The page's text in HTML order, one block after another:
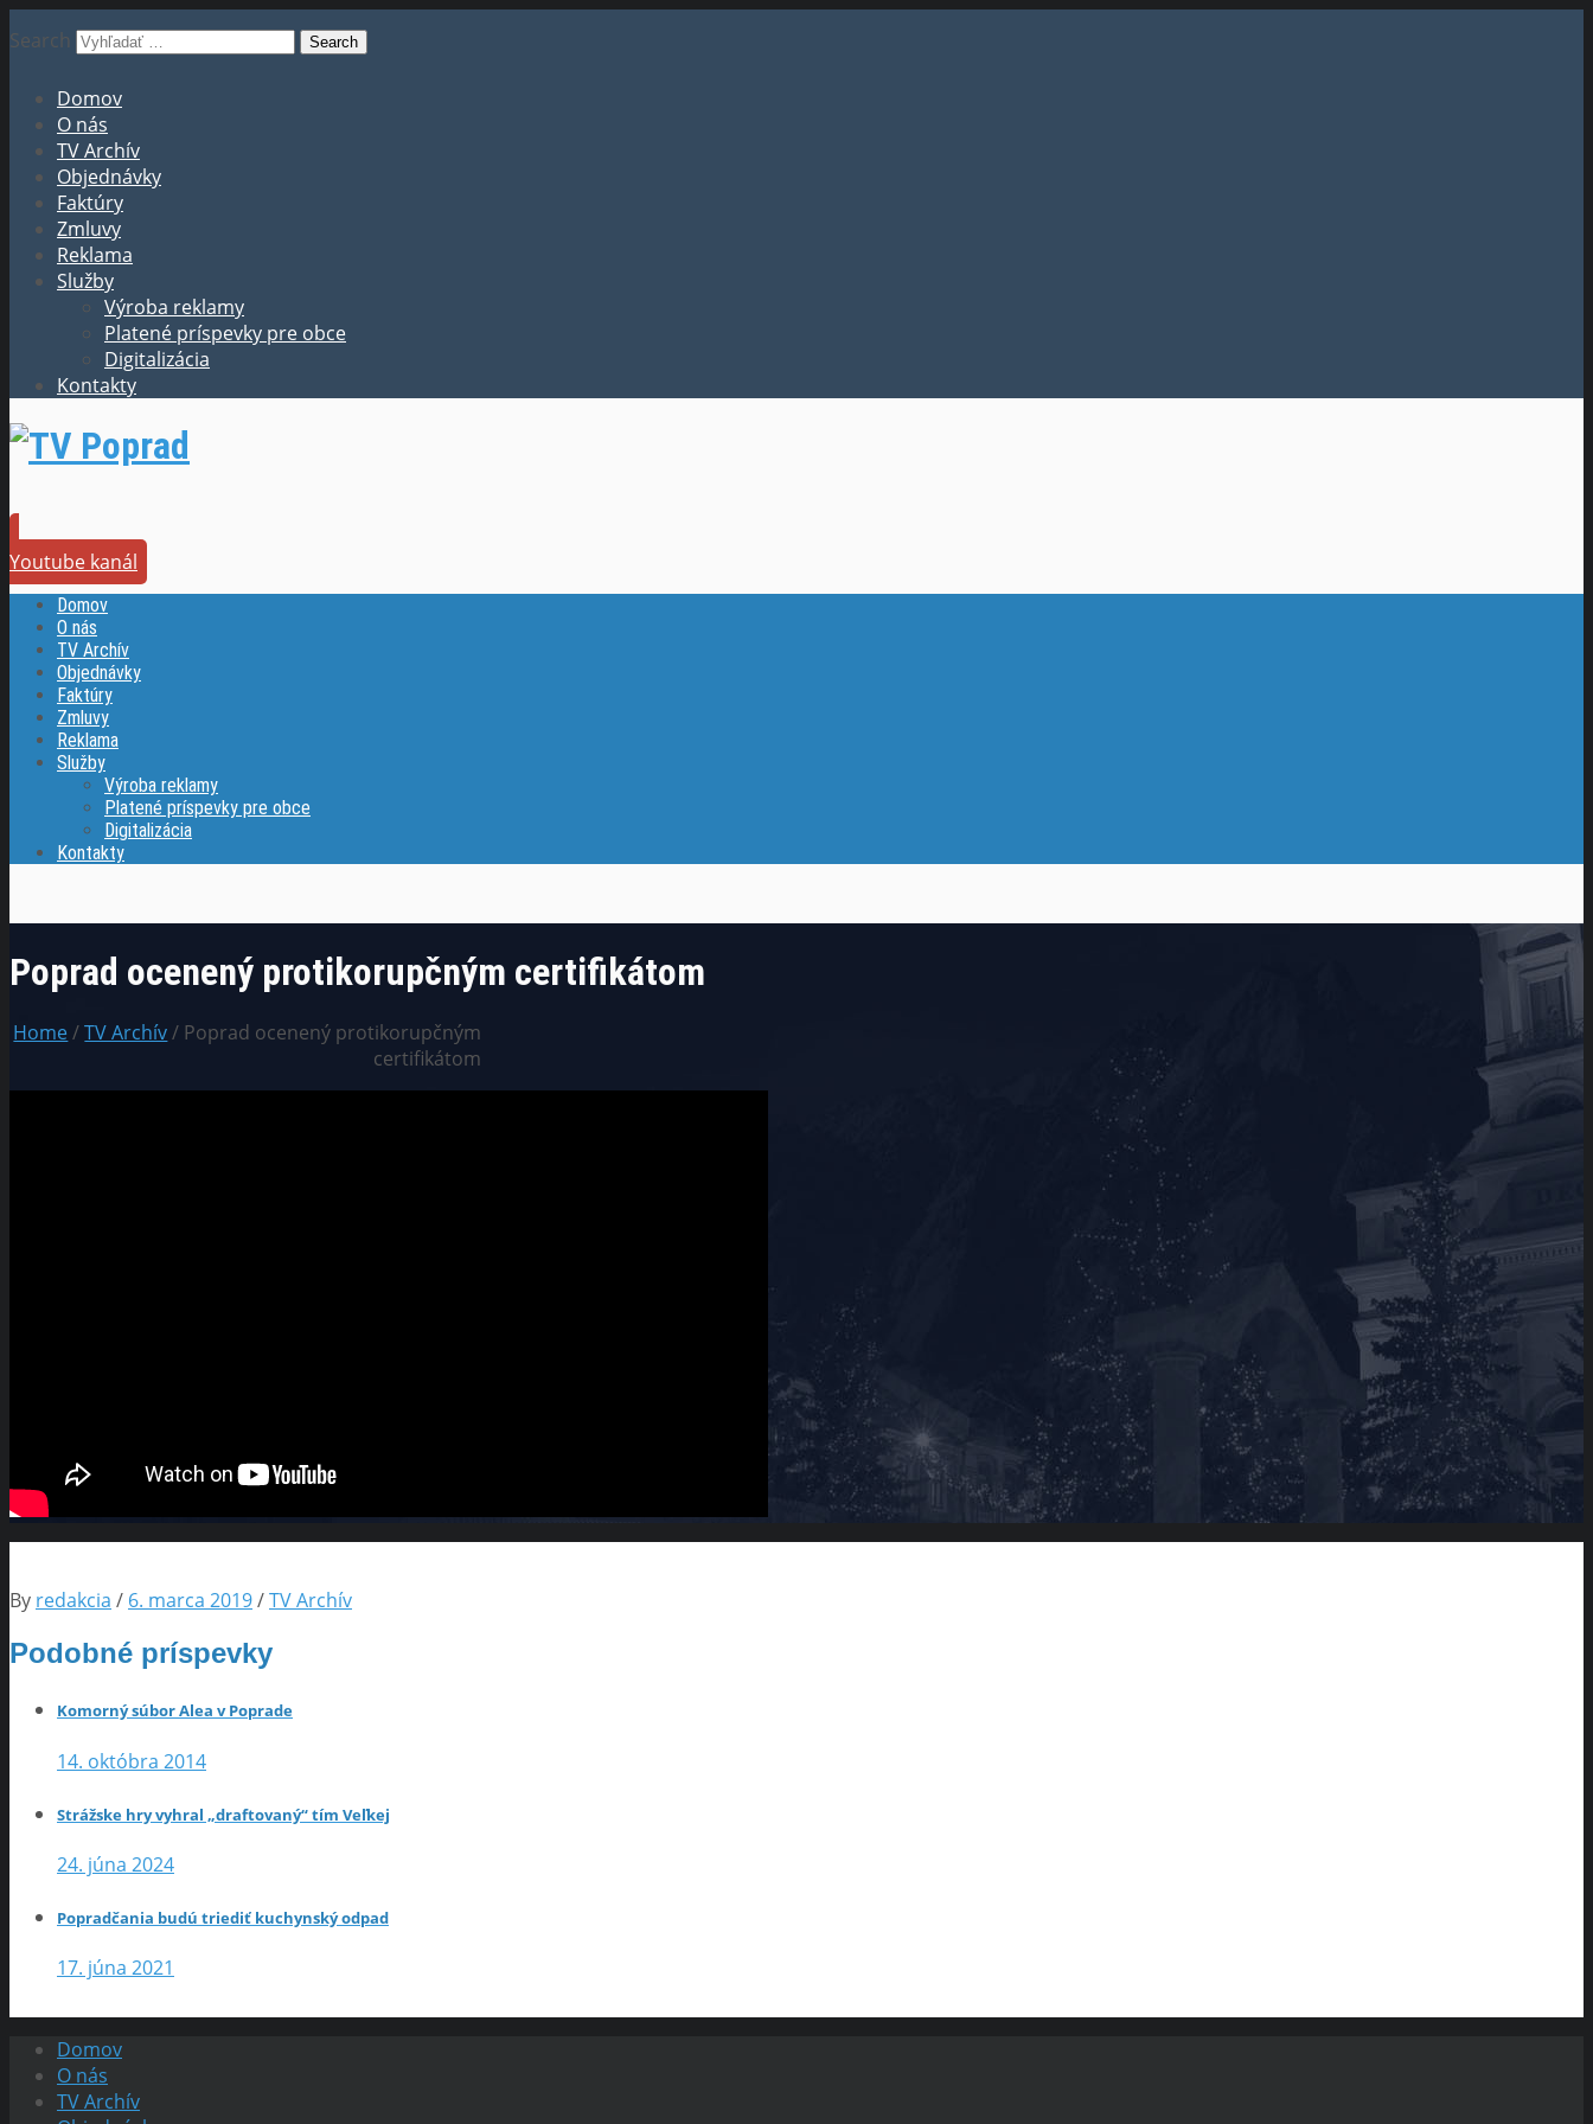
Search
Domov
O nás
TV Archív
Objednávky
Faktúry
Zmluvy
Reklama
Služby
Výroba reklamy
Platené príspevky pre obce
Digitalizácia
Kontakty
Youtube kanál
Domov
O nás
TV Archív
Objednávky
Faktúry
Zmluvy
Reklama
Služby
Výroba reklamy
Platené príspevky pre obce
Digitalizácia
Kontakty
Poprad ocenený protikorupčným certifikátom
Home/TV Archív/ Poprad ocenený protikorupčným
certifikátom
By redakcia / 6. marca 2019/TV Archív
Podobné príspevky
Komorný súbor Alea v Poprade
14. októbra 2014
Strážske hry vyhral „draftovaný“ tím Veľkej
24. júna 2024
Popradčania budú triediť kuchynský odpad
17. júna 2021
Domov
O nás
TV Archív